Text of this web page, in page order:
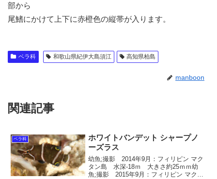
部から
尾鰭にかけて上下に赤橙色の縦帯が入ります。
ベラ科 和歌山県紀伊大島須江 高知県柏島
manboon
関連記事
ベラ科
ホワイトバンデット シャープノ
ーズラス
幼魚;撮影 2014年9月：フィリピン マク
タン島 水深-18ｍ 大きさ約25ｍｍ幼
魚;撮影 2015年9月：フィリピン マクタ